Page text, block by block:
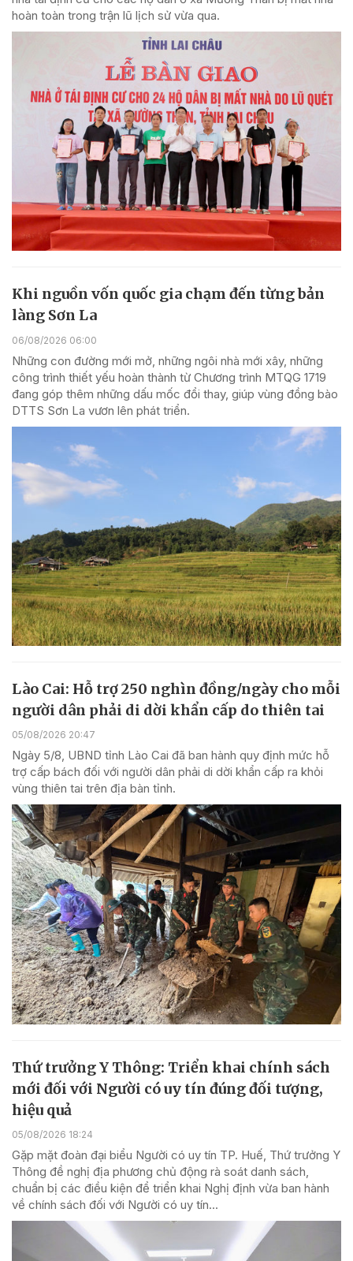
hoàn toàn trong trận lũ lịch sử vừa qua.
Khi nguồn vốn quốc gia chạm đến từng bản
làng Sơn La
06/08/2026 06:00
Những con đường mới mở, những ngôi nhà mới xây, những
công trình thiết yếu hoàn thành từ Chương trình MTQG 1719
đang góp thêm những dấu mốc đổi thay, giúp vùng đồng bào
DTTS Sơn La vươn lên phát triển.
Lào Cai: Hỗ trợ 250 nghìn đồng/ngày cho mỗi
người dân phải di dời khẩn cấp do thiên tai
05/08/2026 20:47
Ngày 5/8, UBND tỉnh Lào Cai đã ban hành quy định mức hỗ
trợ cấp bách đối với người dân phải di dời khẩn cấp ra khỏi
vùng thiên tai trên địa bàn tỉnh.
Thứ trưởng Y Thông: Triển khai chính sách
mới đối với Người có uy tín đúng đối tượng,
hiệu quả
05/08/2026 18:24
Gặp mặt đoàn đại biểu Người có uy tín TP. Huế, Thứ trưởng Y
Thông đề nghị địa phương chủ động rà soát danh sách,
chuẩn bị các điều kiện để triển khai Nghị định vừa ban hành
về chính sách đối với Người có uy tín...